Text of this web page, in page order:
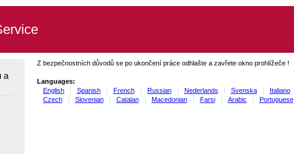
a
Z bezpečnostních důvodů se po ukončení práce odhlašte a zavřete okno prohlížeče !
Languages:
English
Spanish French Russian Nederlands Svenska Italiano
Czech
Slovenian Catalan Macedonian Farsi Arabic Portuguese